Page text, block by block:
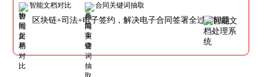
智能文档对比 合同关键词抽取
区块链+司法+电子签约，解决电子合同签署全过程问题